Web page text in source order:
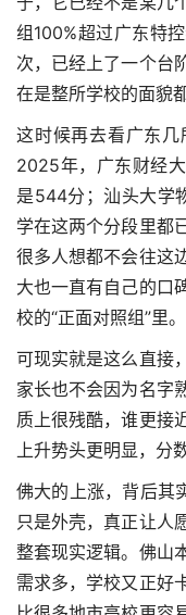
组100%超过广东特
次，已经上了一个台
在是整所学校的面貌
这时候再去看广东几
2025年，广东财经
是544分；汕头大学
学在这两个分段里都
很多人想都不会往这
大也一直有自己的口
校的“正面对照组”里。
可现实就是这么直接
家长也不会因为名字
质上很残酷，谁更接
上升势头更明显，分
佛大的上涨，背后其
只是外壳，真正让人
整套现实逻辑。佛山
需求多，学校又正好